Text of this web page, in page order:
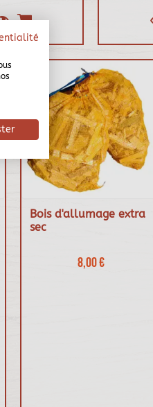
Bois d'allumage extra
sec
8,00 €